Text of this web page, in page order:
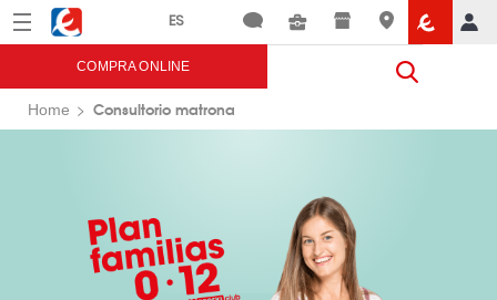
Menú Eroski
COMPRA ONLINE
Home Consultorio matrona